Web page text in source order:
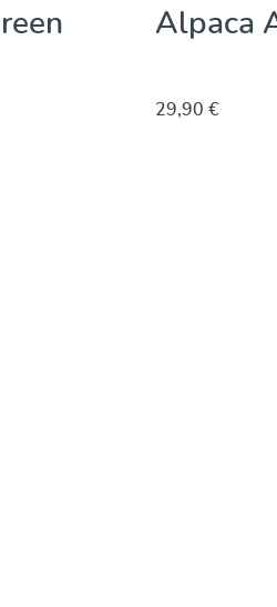
Alpaca
29,90 €